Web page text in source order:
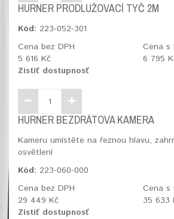
HURNER PRODLUŽOVACÍ TYČ 2M
Kód: 223-052-301
Cena bez DPH
5 616 Kč
Cena s
6 795
Zistiť dostupnosť
HURNER BEZDRÁTOVA KAMERA
Kameru umístěte na řeznou hlavu,
osvětlení
Kód: 223-060-000
Cena bez DPH
29 449 Kč
Cena s
35 633
Zistiť dostupnosť